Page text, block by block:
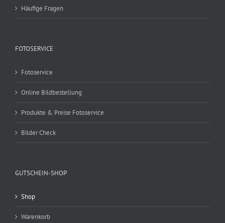
Häufige Fragen
FOTOSERVICE
Fotoservice
Online Bildbestellung
Produkte & Preise Fotoservice
Bilder Check
GUTSCHEIN-SHOP
Shop
Warenkorb